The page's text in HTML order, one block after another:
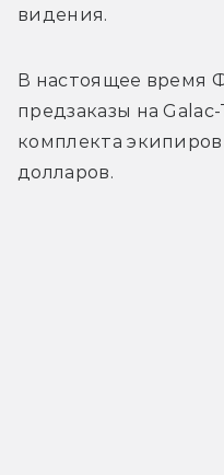
видения.
В настоящее время
предзаказы на
комплекта
долларов.